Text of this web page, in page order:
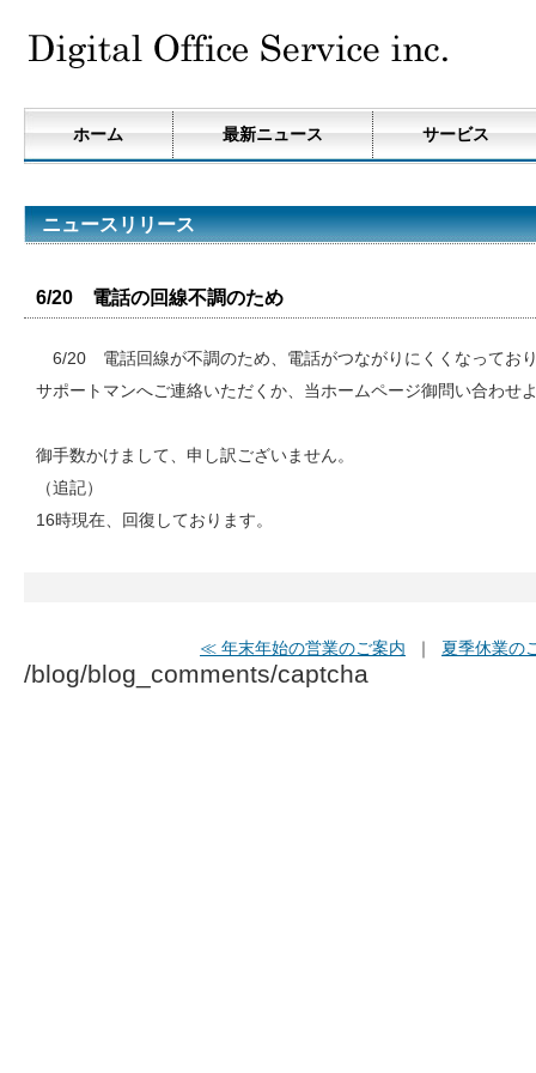
ホーム 最新ニュース サービス
ニュースリリース
6/20 電話の回線不調のため
6/20 電話回線が不調のため、電話がつながりにくくなってお
サポートマンへご連絡いただくか、当ホームページ御問い合わせ
御手数かけまして、申し訳ございません。
（追記）
16時現在、回復しております。
≪ 年末年始の営業のご案内 夏季休業の
/blog/blog_comments/captcha